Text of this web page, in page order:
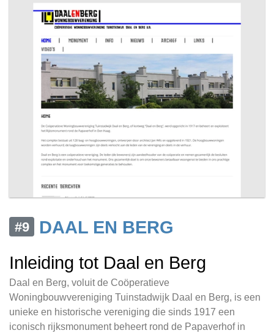
#9
DAAL EN BERG
Inleiding tot Daal en Berg
Daal en Berg, voluit de Coöperatieve
Woningbouwvereniging Tuinstadwijk Daal en Berg, is een
unieke en historische vereniging die sinds 1917 een
iconisch rijksmonument beheert rond de Papaverhof in